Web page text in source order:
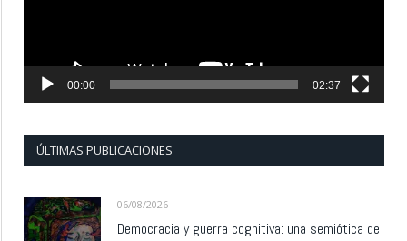
00:00 02:37
ÚLTIMAS PUBLICACIONES
06/08/2026
Democracia y guerra cognitiva: una semiótica de